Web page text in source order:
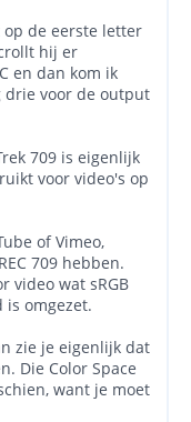
de eerste letter
hij er
en dan kom ik
drie voor de output
709 is eigenlijk
voor video's op
of Vimeo,
709 hebben.
video wat sRGB
is omgezet.
zie je eigenlijk dat
Die Color Space
want je moet